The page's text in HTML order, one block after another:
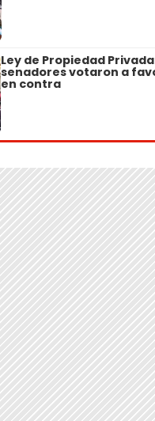
Ley de Propiedad
senadores votaron a
en contra